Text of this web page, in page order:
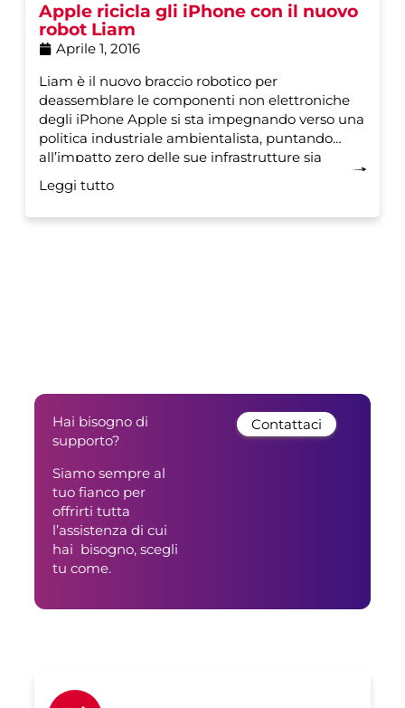
Apple ricicla gli iPhone con il nuovo
robot Liam
Aprile 1, 2016
Liam è il nuovo braccio robotico per
deassemblare le componenti non elettroniche
degli iPhone Apple si sta impegnando verso una
politica industriale ambientalista, puntando
all’impatto zero delle sue infrastrutture sia
Leggi tutto
Hai bisogno di
supporto?
Siamo sempre al
tuo fianco per
offrirti tutta
l’assistenza di cui
hai bisogno, scegli
tu come.
Contattaci